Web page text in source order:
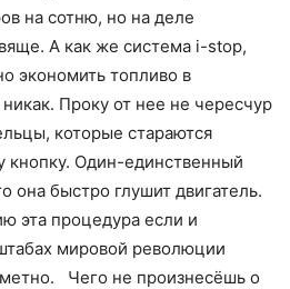
на сотню, но на деле
А как же система i-stop,
экономить топливо в
Проку от нее не чересчур
которые стараются
кнопку. Один-единственный
она быстро глушит двигатель.
эта процедура если и
мировой революции
Чего не произнесёшь о